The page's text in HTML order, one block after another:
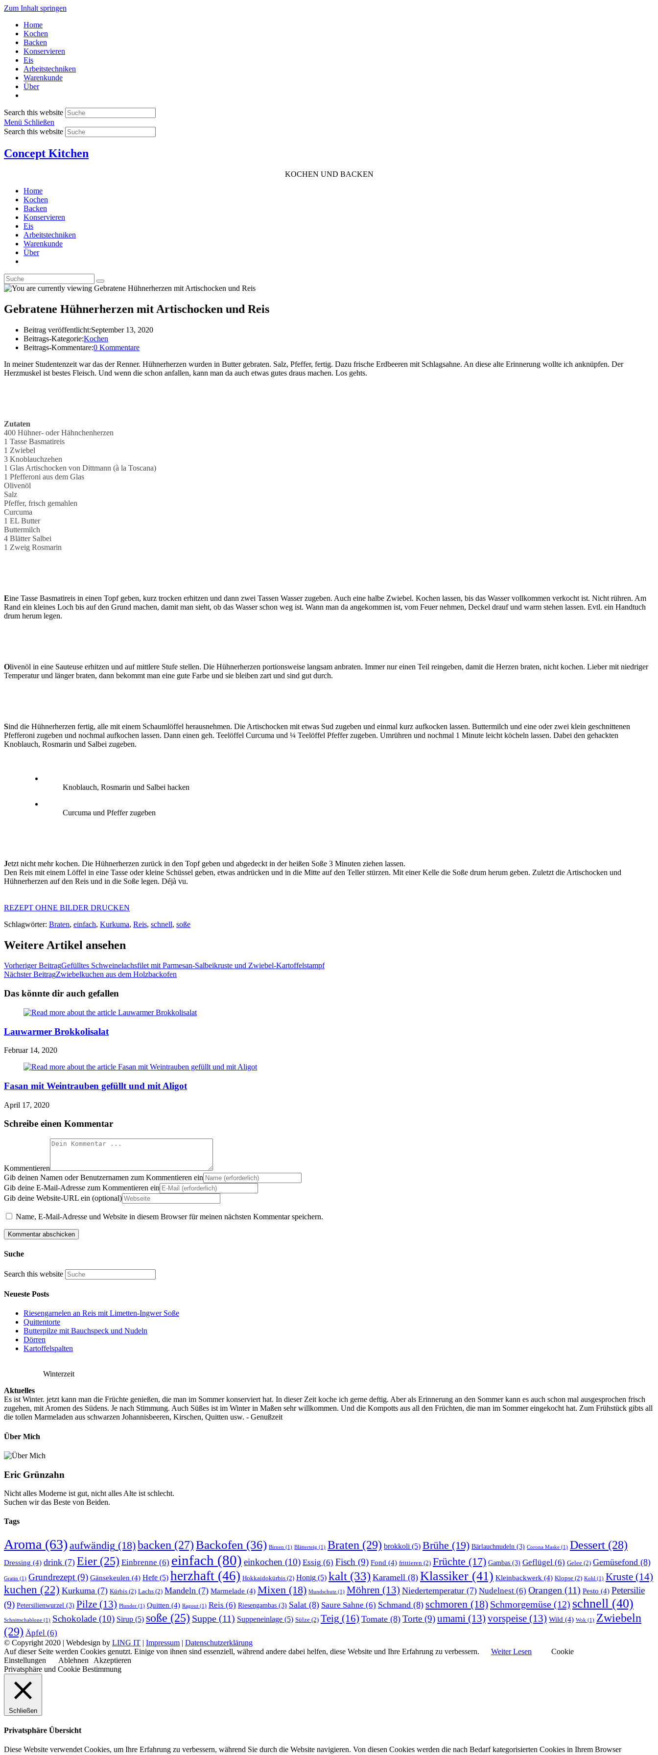
Zum Inhalt springen
Home
Kochen
Backen
Konservieren
Eis
Arbeitstechniken
Warenkunde
Über
Search this website
Menü Schließen
Search this website
Concept Kitchen
KOCHEN UND BACKEN
Home
Kochen
Backen
Konservieren
Eis
Arbeitstechniken
Warenkunde
Über
Gebratene Hühnerherzen mit Artischocken und Reis
Beitrag veröffentlicht:September 13, 2020
Beitrags-Kategorie:Kochen
Beitrags-Kommentare:0 Kommentare
In meiner Studentenzeit war das der Renner. Hühnerherzen wurden in Butter gebraten. Salz, Pfeffer, fertig. Dazu frische Erdbeeren mit Schlagsahne. An diese alte Erinnerung wollte ich anknüpfen. Der
Herzmuskel ist bestes Fleisch. Und wenn die schon anfallen, kann man da auch etwas gutes draus machen. Los gehts.
Zutaten
400 Hühner- oder Hähnchenherzen
1 Tasse Basmatireis
1 Zwiebel
3 Knoblauchzehen
1 Glas Artischocken von Dittmann (à la Toscana)
1 Pfefferoni aus dem Glas
Olivenöl
Salz
Pfeffer, frisch gemahlen
Curcuma
1 EL Butter
Buttermilch
4 Blätter Salbei
1 Zweig Rosmarin
Eine Tasse Basmatireis in einen Topf geben, kurz trocken erhitzen und dann zwei Tassen Wasser zugeben. Auch eine halbe Zwiebel. Kochen lassen, bis das Wasser vollkommen verkocht ist. Nicht rühren. Am
Rand ein kleines Loch bis auf den Grund machen, damit man sieht, ob das Wasser schon weg ist. Wann man da angekommen ist, vom Feuer nehmen, Deckel drauf und warm stehen lassen. Evtl. ein Handtuch
drum herum legen.
Olivenöl in eine Sauteuse erhitzen und auf mittlere Stufe stellen. Die Hühnerherzen portionsweise langsam anbraten. Immer nur einen Teil reingeben, damit die Herzen braten, nicht kochen. Lieber mit niedriger
Temperatur und länger braten, dann bekommt man eine gute Farbe und sie bleiben zart und sind gut durch.
Sind die Hühnerherzen fertig, alle mit einem Schaumlöffel herausnehmen. Die Artischocken mit etwas Sud zugeben und einmal kurz aufkocken lassen. Buttermilch und eine oder zwei klein geschnittenen
Pfefferoni zugeben und nochmal aufkochen lassen. Dann einen geh. Teelöffel Curcuma und ¼ Teelöffel Pfeffer zugeben. Umrühren und nochmal 1 Minute leicht köcheln lassen. Dabei den gehackten
Knoblauch, Rosmarin und Salbei zugeben.
Knoblauch, Rosmarin und Salbei hacken
Curcuma und Pfeffer zugeben
Jetzt nicht mehr kochen. Die Hühnerherzen zurück in den Topf geben und abgedeckt in der heißen Soße 3 Minuten ziehen lassen.
Den Reis mit einem Löffel in eine Tasse oder kleine Schüssel geben, etwas andrücken und in die Mitte auf den Teller stürzen. Mit einer Kelle die Soße drum herum geben. Zuletzt die Artischocken und
Hühnerherzen auf den Reis und in die Soße legen. Déjà vu.
REZEPT OHNE BILDER DRUCKEN
Schlagwörter: Braten, einfach, Kurkuma, Reis, schnell, soße
Weitere Artikel ansehen
Vorheriger BeitragGefülltes Schweinelachsfilet mit Parmesan-Salbeikruste und Zwiebel-Kartoffelstampf
Nächster BeitragZwiebelkuchen aus dem Holzbackofen
Das könnte dir auch gefallen
Lauwarmer Brokkolisalat
Februar 14, 2020
Fasan mit Weintrauben gefüllt und mit Aligot
April 17, 2020
Schreibe einen Kommentar
Kommentieren
Gib deinen Namen oder Benutzernamen zum Kommentieren ein
Gib deine E-Mail-Adresse zum Kommentieren ein
Gib deine Website-URL ein (optional)
Name, E-Mail-Adresse und Website in diesem Browser für meinen nächsten Kommentar speichern.
Suche
Search this website
Neueste Posts
Riesengarnelen an Reis mit Limetten-Ingwer Soße
Quittentorte
Butterpilze mit Bauchspeck und Nudeln
Dörren
Kartoffelspalten
Winterzeit
Aktuelles
Es ist Winter. jetzt kann man die Früchte genießen, die man im Sommer konserviert hat. In dieser Zeit koche ich gerne deftig. Aber als Erinnerung an den Sommer kann es auch schon mal ausgesprochen frisch
zugehen, mit Aromen des Südens. Je nach Stimmung. Auch Süßes ist im Winter in Maßen sehr willkommen. Und die Kompotts aus all den Früchten, die man im Sommer eingekocht hat. Zum Frühstück gibts all
die tollen Marmeladen aus schwarzen Johannisbeeren, Kirschen, Quitten usw. - Genußzeit
Über Mich
Eric Grünzahn
Nicht alles Moderne ist gut, nicht alles Alte ist schlecht.
Suchen wir das Beste von Beiden.
Tags
Aroma (63) aufwändig (18)backen (27)Backofen (36) Birnen (1) Blätterteig (1) Braten (29) brokkoli (5) Brühe (19) Bärlauchnudeln (3) Corona Maske (1) Dessert (28)
Dressing (4) drink (7) Eier (25) Einbrenne (6) einfach (80) einkochen (10) Essig (6) Fisch (9) Fond (4) frittieren (2) Früchte (17) Gambas (3) Geflügel (6) Gelee (2) Gemüsefond (8)
Gratin (1) Grundrezept (9) Gänsekeulen (4) Hefe (5) herzhaft (46) Hokkaidokürbis (2) Honig (5) kalt (33) Karamell (8) Klassiker (41) Kleinbackwerk (4) Klopse (2) Kohl (1) Kruste (14)
kuchen (22) Kurkuma (7) Kürbis (2) Lachs (2) Mandeln (7) Marmelade (4) Mixen (18) Mundschutz (1) Möhren (13) Niedertemperatur (7) Nudelnest (6) Orangen (11) Pesto (4) Petersilie
(9) Petersilienwurzel (3) Pilze (13) Plunder (1) Quitten (4) Ragout (1) Reis (6) Riesengambas (3) Salat (8) Saure Sahne (6) Schmand (8) schmoren (18) Schmorgemüse (12) schnell (40)
Schnittschablone (1) Schokolade (10) Sirup (5) soße (25) Suppe (11) Suppeneinlage (5) Sülze (2) Teig (16) Tomate (8) Torte (9)umami (13) vorspeise (13) Wild (4) Wok (1) Zwiebeln
(29) Äpfel (6)
© Copyright 2020 | Webdesign by LING IT | Impressum | Datenschutzerklärung
Auf dieser Seite werden Cookies genutzt. Einige von ihnen sind essenziell, während andere dabei helfen, diese Website und Ihre Erfahrung zu verbessern.
Weiter Lesen
Cookie
Einstellungen
Ablehnen
Akzeptieren
Privatsphäre und Cookie Bestimmung
Schließen
Privatsphäre Übersicht
Diese Website verwendet Cookies, um Ihre Erfahrung zu verbessern, während Sie durch die Website navigieren. Von diesen Cookies werden die nach Bedarf kategorisierten Cookies in Ihrem Browser